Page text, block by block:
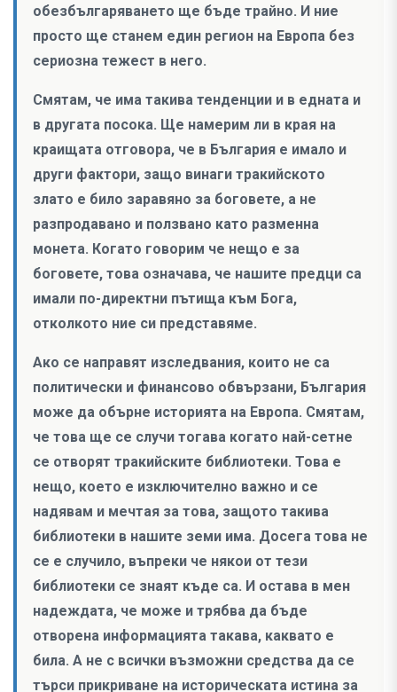
обезбългаряването ще бъде трайно. И ние
просто ще станем един регион на Европа без
сериозна тежест в него.
Смятам, че има такива тенденции и в едната и
в другата посока. Ще намерим ли в края на
краищата отговора, че в България е имало и
други фактори, защо винаги тракийското
злато е било заравяно за боговете, а не
разпродавано и ползвано като разменна
монета. Когато говорим че нещо е за
боговете, това означава, че нашите предци са
имали по-директни пътища към Бога,
отколкото ние си представяме.
Ако се направят изследвания, които не са
политически и финансово обвързани, България
може да обърне историята на Европа. Смятам,
че това ще се случи тогава когато най-сетне
се отворят тракийските библиотеки. Това е
нещо, което е изключително важно и се
надявам и мечтая за това, защото такива
библиотеки в нашите земи има. Досега това не
се е случило, въпреки че някои от тези
библиотеки се знаят къде са. И остава в мен
надеждата, че може и трябва да бъде
отворена информацията такава, каквато е
била. А не с всички възможни средства да се
търси прикриване на историческата истина за